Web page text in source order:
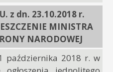
z dn. 23.10.2018 r.
MINISTRA
NARODOWEJ
października 2018 r. w